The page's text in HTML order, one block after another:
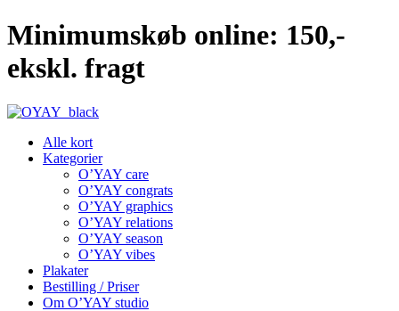
Videre
til
indhold
Minimumskøb online: 150,-
ekskl. fragt
Alle kort
Kategorier
O’YAY care
O’YAY congrats
O’YAY graphics
O’YAY relations
O’YAY season
O’YAY vibes
Plakater
Bestilling / Priser
Om O’YAY studio